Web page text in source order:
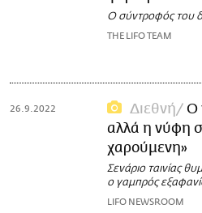
Ο σύντροφός του
THE LIFO TEAM
26.9.2022 Διεθνή
Ο
αλλά η νύφη
χαρούμενη»
Σενάριο ταινίας
ο γαμπρός
LIFO NEWSROOM